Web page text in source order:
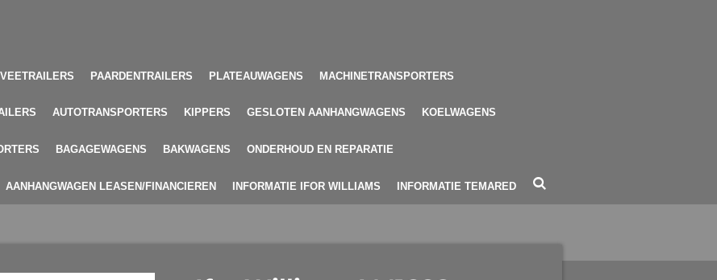
VEETRAILERS PAARDENTRAILERS PLATEAUWAGENS MACHINETRANSPORTERS
AUTOTRANSPORTERS KIPPERS GESLOTEN AANHANGWAGENS KOELWAGENS
BAGAGEWAGENS BAKWAGENS ONDERHOUD EN REPARATIE
AANHANGWAGEN LEASEN/FINANCIEREN INFORMATIE IFOR WILLIAMS INFORMATIE TEMARED